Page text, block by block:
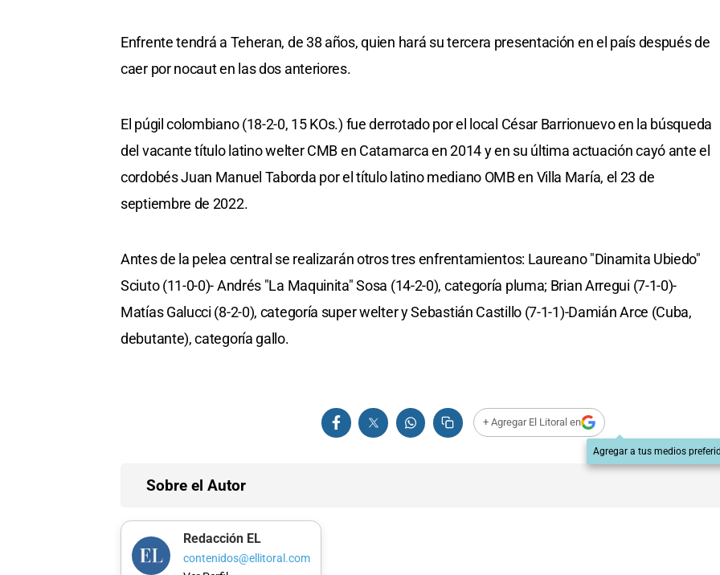
Enfrente tendrá a Teheran, de 38 años, quien hará su tercera presentación en el país después de
caer por nocaut en las dos anteriores.
El púgil colombiano (18-2-0, 15 KOs.) fue derrotado por el local César Barrionuevo en la búsqueda
del vacante título latino welter CMB en Catamarca en 2014 y en su última actuación cayó ante el
cordobés Juan Manuel Taborda por el título latino mediano OMB en Villa María, el 23 de
septiembre de 2022.
Antes de la pelea central se realizarán otros tres enfrentamientos: Laureano "Dinamita Ubiedo"
Sciuto (11-0-0)- Andrés "La Maquinita" Sosa (14-2-0), categoría pluma; Brian Arregui (7-1-0)-
Matías Galucci (8-2-0), categoría super welter y Sebastián Castillo (7-1-1)-Damián Arce (Cuba,
debutante), categoría gallo.
+ Agregar El Litoral en
Agregar a tus medios
Sobre el Autor
Redacción EL
contenidos@ellitoral.com